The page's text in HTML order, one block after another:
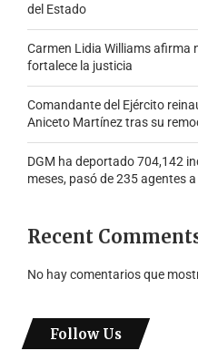
del Estado
Carmen Lidia Williams afirma
fortalece la justicia
Comandante del Ejército
Aniceto Martínez tras su
DGM ha deportado 704,142
meses, pasó de 235 agentes
Recent
No hay comentarios que
Follow Us